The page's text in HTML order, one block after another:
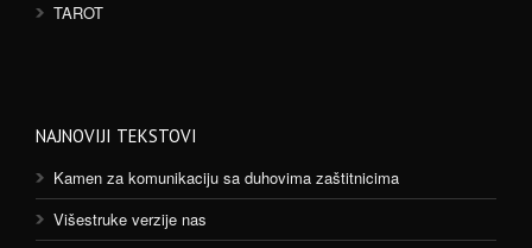
TAROT
NAJNOVIJI TEKSTOVI
Kamen za komunikaciju sa duhovima zaštitnicima
Višestruke verzije nas